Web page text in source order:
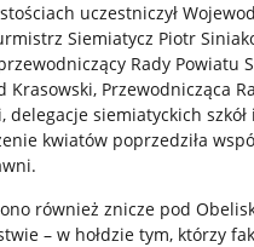
uczestniczył
Siemiatycz Piotr
Rady
Krasowski, Przewodnicząca
delegacje siemiatyckich
kwiatów poprzedziła
również znicze pod
– w hołdzie tym, którzy